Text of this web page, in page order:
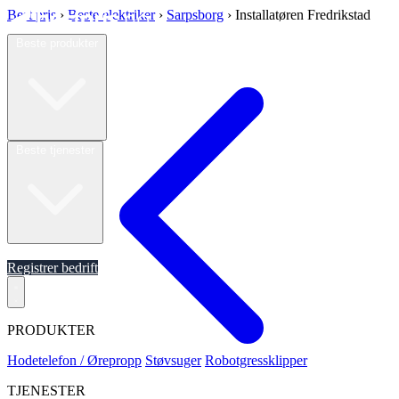
Registrer bedrift
PRODUKTER
Hodetelefon / Ørepropp Støvsuger Robotgressklipper
TJENESTER
Best pris › Beste elektriker › Sarpsborg › Installatøren Fredrikstad